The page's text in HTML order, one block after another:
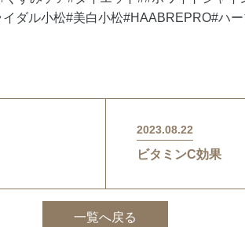
ダル小松#美白小松#HAABREPRO#ハ
2023.08.22
ビタミンC効果
一覧へ戻る